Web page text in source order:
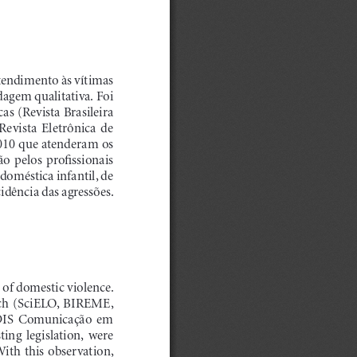
às vítimas
qualitativa. Foi
(Revista Brasileira
Eletrônica  de
que atenderam os
pelos  profissionais
infantil, de
das agressões.
domestic violence.
(SciELO,  BIREME,
Comunicação  em
legislation,  were
this observation,